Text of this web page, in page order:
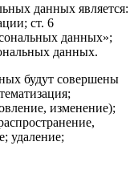
данных является:
ст. 6
данных»;
данных.
будут совершены
изменение);
удаление;